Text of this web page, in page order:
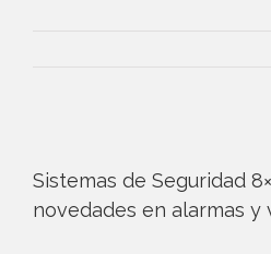
Sistemas de Seguridad
novedades en alarmas y